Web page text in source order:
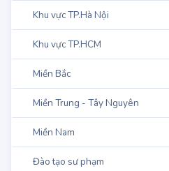
Tuyển Sinh Hệ Cao đẳng
Khu vực TP.Hà Nội
Khu vực TP.HCM
Miền Bắc
Miền Trung - Tây Nguyên
Miền Nam